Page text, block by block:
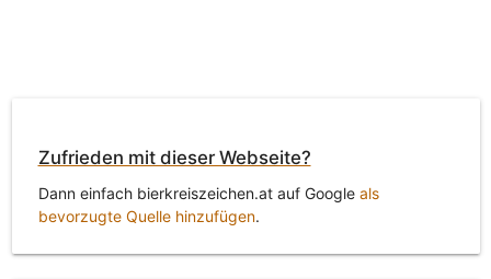
Zufrieden mit dieser Webseite?
Dann einfach bierkreiszeichen.at auf Google als
bevorzugte Quelle hinzufügen.